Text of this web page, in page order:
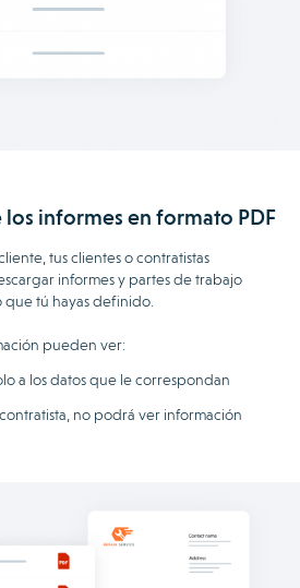
informes en formato PDF
tus clientes o contratistas
informes y partes de trabajo
que tú hayas definido.
pueden ver:
a los datos que le correspondan
no podrá ver información